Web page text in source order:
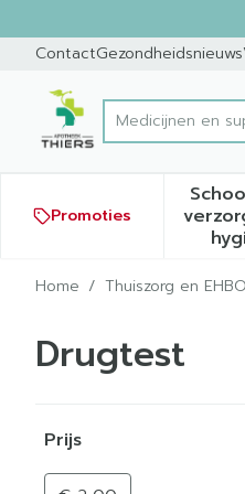
ContactGezondheidsnieuws
Product,
Medicijnen en su
Promoties
Home / Thuiszorg en EHBO
Drugtest
Prijs